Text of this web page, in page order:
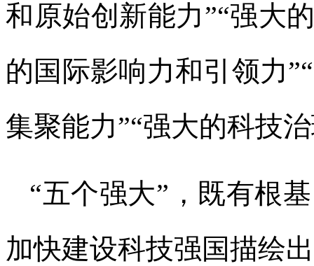
和原始创新能力”“强大
的国际影响力和引领力
集聚能力”“强大的科技
“五个强大”，既有根
加快建设科技强国描绘